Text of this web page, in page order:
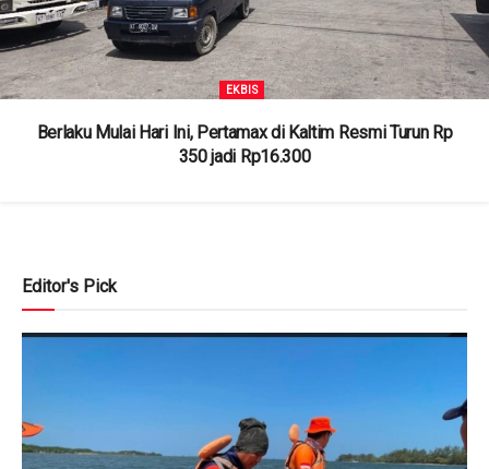
EKBIS
Berlaku Mulai Hari Ini, Pertamax di Kaltim Resmi Turun Rp
350 jadi Rp16.300
Editor's Pick